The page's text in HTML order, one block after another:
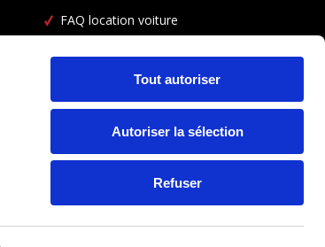
Tout autoriser
Autoriser la sélection
Refuser
FAQ location voiture
CGV